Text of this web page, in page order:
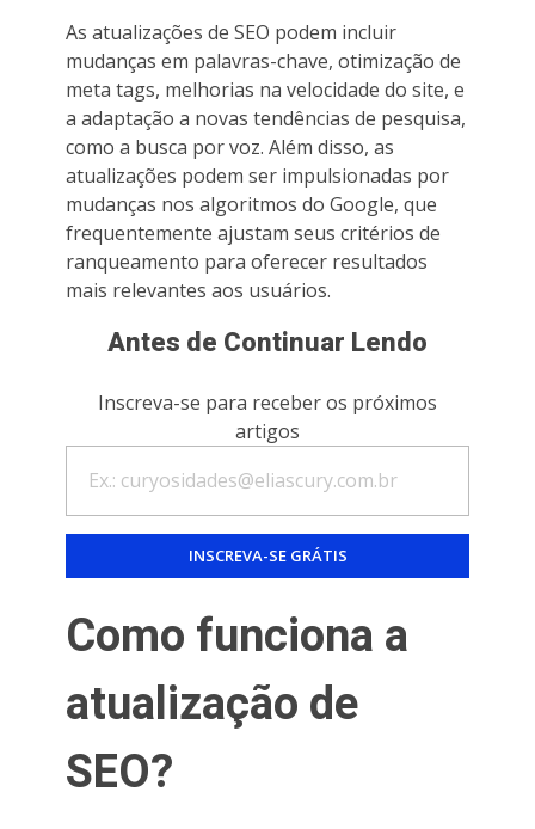
As atualizações de SEO podem incluir
mudanças em palavras-chave, otimização de
meta tags, melhorias na velocidade do site, e
a adaptação a novas tendências de pesquisa,
como a busca por voz. Além disso, as
atualizações podem ser impulsionadas por
mudanças nos algoritmos do Google, que
frequentemente ajustam seus critérios de
ranqueamento para oferecer resultados
mais relevantes aos usuários.
Antes de Continuar Lendo
Inscreva-se para receber os próximos
artigos
Como funciona a
atualização de
SEO?